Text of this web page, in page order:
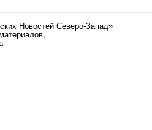
Новостей Северо-Запад»